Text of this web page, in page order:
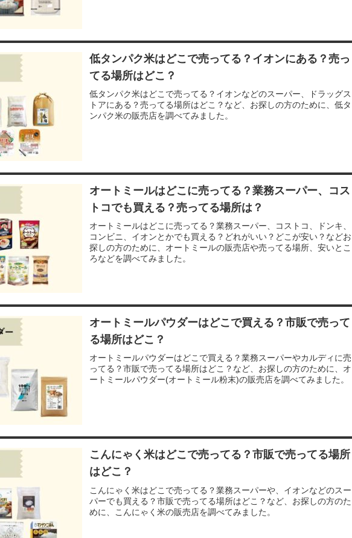
低タンパク米はどこで売ってる？イオンにある？売っ
てる場所はどこ？
低タンパク米はどこで売ってる？イオンなどのスーパー、ドラッグス
トアにある？売ってる場所はどこ？など、お探しの方のために、低タ
ンパク米の販売店を調べてみました。
オートミールはどこに売ってる？業務スーパー、コス
トコでも買える？売ってる場所は？
オートミールはどこに売ってる？業務スーパー、コストコ、ドンキ、
コンビニ、イオンとかでも買える？どれがいい？どこが安い？などお
探しの方のために、オートミールの販売店や売ってる場所、安いとこ
ろなどを調べてみました。
オートミールパウダーはどこで買える？市販で売って
る場所はどこ？
オートミールパウダーはどこで買える？業務スーパーやカルディに売
ってる？市販で売ってる場所はどこ？など、お探しの方のために、オ
ートミールパウダー(オートミール粉末)の販売店を調べてみました。
こんにゃく米はどこで売ってる？市販で売ってる場所
はどこ？
こんにゃく米はどこで売ってる？業務スーパーや、イオンなどのスー
パーでも買える？市販で売ってる場所はどこ？など、お探しの方のた
めに、こんにゃく米の販売店を調べてみました。